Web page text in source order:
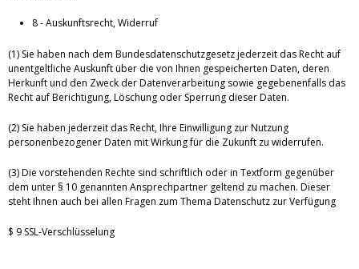
8 - Auskunftsrecht, Widerruf
(1) Sie haben nach dem Bundesdatenschutzgesetz jederzeit das Recht auf
unentgeltliche Auskunft über die von Ihnen gespeicherten Daten, deren
Herkunft und den Zweck der Datenverarbeitung sowie gegebenenfalls das
Recht auf Berichtigung, Löschung oder Sperrung dieser Daten.
(2) Sie haben jederzeit das Recht, Ihre Einwilligung zur Nutzung
personenbezogener Daten mit Wirkung für die Zukunft zu widerrufen.
(3) Die vorstehenden Rechte sind schriftlich oder in Textform gegenüber
dem unter § 10 genannten Ansprechpartner geltend zu machen. Dieser
steht Ihnen auch bei allen Fragen zum Thema Datenschutz zur Verfügung
$ 9 SSL-Verschlüsselung